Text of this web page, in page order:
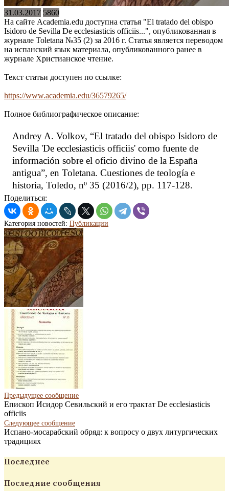
31.03.2017 5860
На сайте Academia.edu доступна статья "El tratado del obispo
Isidoro de Sevilla De ecclesiasticis officiis...", опубликованная в
журнале Toletana №35 (2) за 2016 г. Статья является переводом
на испанский язык материала, опубликованного ранее в
журнале Христианское чтение.
Текст статьи доступен по ссылке:
https://www.academia.edu/36579265/
Полное библиографическое описание:
Andrey A. Volkov, “El tratado del obispo Isidoro de
Sevilla 'De ecclesiasticis officiis' como fuente de
información sobre el oficio divino de la España
antigua”, en Toletana. Cuestiones de teología e
historia, Toledo, nº 35 (2016/2), pp. 117-128.
Поделиться:
Категория новостей: Публикации
Предыдущее сообщение
Епископ Исидор Севильский и его трактат De ecclesiasticis
officiis
Следующее сообщение
Испано-мосарабский обряд: к вопросу о двух литургических
традициях
Последнее
Последние сообщения